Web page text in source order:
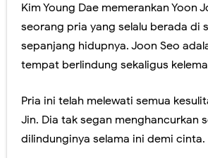
Kim Young Dae memerankan Yoon
seorang pria yang selalu berada di
sepanjang hidupnya. Joon Seo
tempat berlindung sekaligus
Pria ini telah melewati semua
Jin. Dia tak segan menghancurkan
dilindunginya selama ini demi cinta.